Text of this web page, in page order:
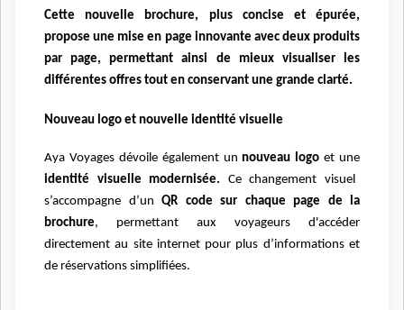
Cette nouvelle brochure, plus concise et épurée,
propose une mise en page innovante avec deux produits
par page, permettant ainsi de mieux visualiser les
différentes offres tout en conservant une grande clarté.
Nouveau logo et nouvelle identité visuelle
Aya Voyages dévoile également un nouveau logoet une
identité visuelle modernisée. Ce changement visuel
s’accompagne d’un QR code sur chaque page de la
brochure, permettant aux voyageurs d'accéder
directement au site internet pour plus d’informations et
de réservations simplifiées.